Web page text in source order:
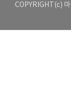
COPYRIGHT(c)